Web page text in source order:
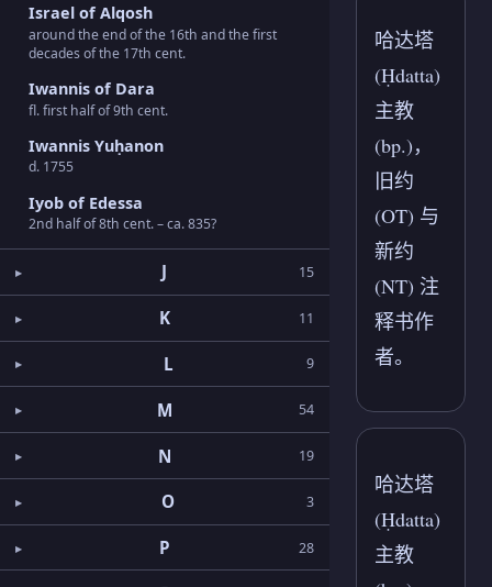
Israel of Alqosh
around the end of the 16th and the first
decades of the 17th cent.
Iwannis of Dara
fl. first half of 9th cent.
Iwannis Yuḥanon
d. 1755
Iyob of Edessa
2nd half of 8th cent. – ca. 835?
J 15
K 11
L 9
M 54
N 19
O 3
P 28
哈达塔
(Ḥdatta)
主教
(bp.)，
旧约
(OT) 与
新约
(NT) 注
释书作
者。
哈达塔
(Ḥdatta)
主教